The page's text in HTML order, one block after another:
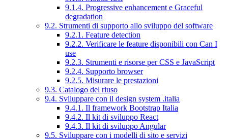
9.1.4. Progressive enhancement e Graceful
degradation
9.2. Strumenti di supporto allo sviluppo del software
9.2.1. Feature detection
9.2.2. Verificare le feature disponibili con Can I
use
9.2.3. Strumenti e risorse per CSS e JavaScript
9.2.4. Supporto browser
9.2.5. Misurare le prestazioni
9.3. Catalogo del riuso
9.4. Sviluppare con il design system .italia
9.4.1. Il framework Bootstrap Italia
9.4.2. Il kit di sviluppo React
9.4.3. Il kit di sviluppo Angular
9.5. Sviluppare con i modelli di sito e servizi